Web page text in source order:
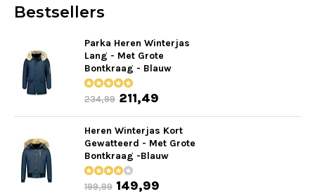
Bestsellers
Parka Heren Winterjas
Lang - Met Grote
Bontkraag - Blauw
234,99 211,49
Heren Winterjas Kort
Gewatteerd - Met Grote
Bontkraag -Blauw
199,99 149,99